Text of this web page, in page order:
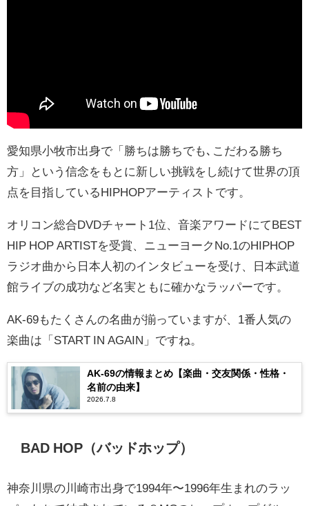
愛知県小牧市出身で「勝ちは勝ちでも､こだわる勝ち
方」という信念をもとに新しい挑戦をし続けて世界の頂
点を目指しているHIPHOPアーティストです。
オリコン総合DVDチャート1位、音楽アワードにてBEST
HIP HOP ARTISTを受賞、ニューヨークNo.1のHIPHOP
ラジオ曲から日本人初のインタビューを受け、日本武道
館ライブの成功など名実ともに確かなラッパーです。
AK-69もたくさんの名曲が揃っていますが、1番人気の
楽曲は「START IN AGAIN」ですね。
AK-69の情報まとめ【楽曲・交友関係・性格・
名前の由来】
2026.7.8
BAD HOP（バッドホップ）
神奈川県の川崎市出身で1994年〜1996年生まれのラッ